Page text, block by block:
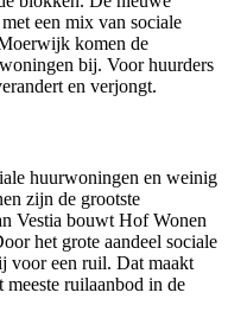
een mix van sociale
komen de
bij. Voor huurders
en verjongt.
huurwoningen en weinig
zijn de grootste
Vestia bouwt Hof Wonen
het grote aandeel sociale
vooreen ruil. Dat maakt
ruilaanbod in de